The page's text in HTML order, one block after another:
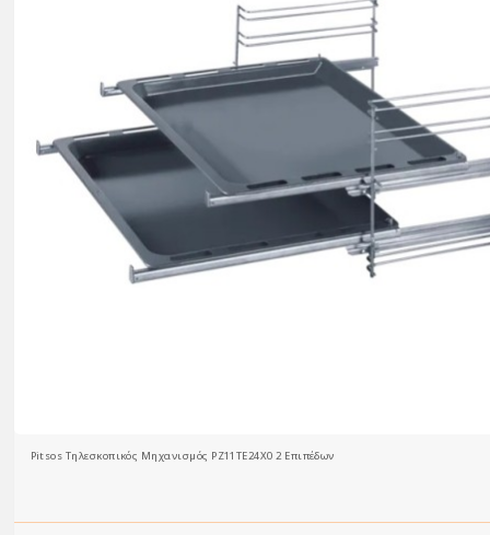
Pitsos Τηλεσκοπικός Mηχανισμός PZ11TE24X0 2 Eπιπέδων